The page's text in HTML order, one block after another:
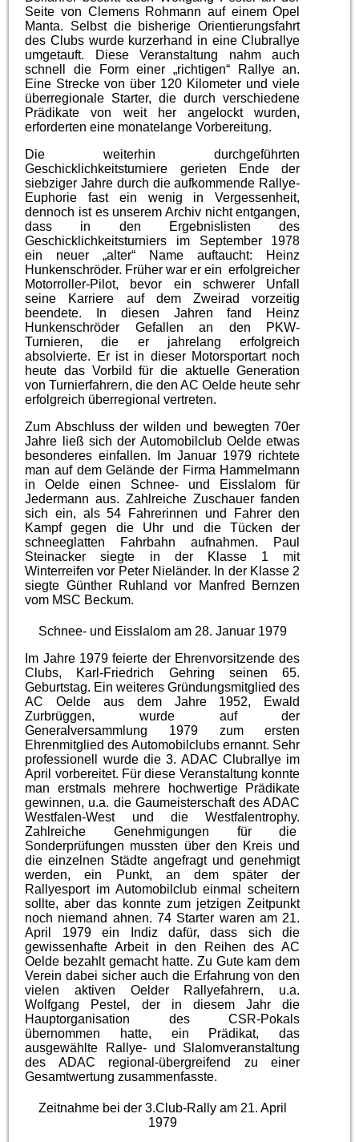
Seite von Clemens Rohmann auf einem Opel
Manta. Selbst die bisherige Orientierungsfahrt
des Clubs wurde kurzerhand in eine Clubrallye
umgetauft. Diese Veranstaltung nahm auch
schnell die Form einer „richtigen“ Rallye an.
Eine Strecke von über 120 Kilometer und viele
überregionale Starter, die durch verschiedene
Prädikate von weit her angelockt wurden,
erforderten eine monatelange Vorbereitung.
Die weiterhin durchgeführten
Geschicklichkeitsturniere gerieten Ende der
siebziger Jahre durch die aufkommende Rallye-
Euphorie fast ein wenig in Vergessenheit,
dennoch ist es unserem Archiv nicht entgangen,
dass in den Ergebnislisten des
Geschicklichkeitsturniers im September 1978
ein neuer „alter“ Name auftaucht: Heinz
Hunkenschröder. Früher war er ein erfolgreicher
Motorroller-Pilot, bevor ein schwerer Unfall
seine Karriere auf dem Zweirad vorzeitig
beendete. In diesen Jahren fand Heinz
Hunkenschröder Gefallen an den PKW-
Turnieren, die er jahrelang erfolgreich
absolvierte. Er ist in dieser Motorsportart noch
heute das Vorbild für die aktuelle Generation
von Turnierfahrern, die den AC Oelde heute sehr
erfolgreich überregional vertreten.
Zum Abschluss der wilden und bewegten 70er
Jahre ließ sich der Automobilclub Oelde etwas
besonderes einfallen. Im Januar 1979 richtete
man auf dem Gelände der Firma Hammelmann
in Oelde einen Schnee- und Eisslalom für
Jedermann aus. Zahlreiche Zuschauer fanden
sich ein, als 54 Fahrerinnen und Fahrer den
Kampf gegen die Uhr und die Tücken der
schneeglatten Fahrbahn aufnahmen. Paul
Steinacker siegte in der Klasse 1 mit
Winterreifen vor Peter Nieländer. In der Klasse 2
siegte Günther Ruhland vor Manfred Bernzen
vom MSC Beckum.
Schnee- und Eisslalom am 28. Januar 1979
Im Jahre 1979 feierte der Ehrenvorsitzende des
Clubs, Karl-Friedrich Gehring seinen 65.
Geburtstag. Ein weiteres Gründungsmitglied des
AC Oelde aus dem Jahre 1952, Ewald
Zurbrüggen, wurde auf der
Generalversammlung 1979 zum ersten
Ehrenmitglied des Automobilclubs ernannt. Sehr
professionell wurde die 3. ADAC Clubrallye im
April vorbereitet. Für diese Veranstaltung konnte
man erstmals mehrere hochwertige Prädikate
gewinnen, u.a. die Gaumeisterschaft des ADAC
Westfalen-West und die Westfalentrophy.
Zahlreiche Genehmigungen für die
Sonderprüfungen mussten über den Kreis und
die einzelnen Städte angefragt und genehmigt
werden, ein Punkt, an dem später der
Rallyesport im Automobilclub einmal scheitern
sollte, aber das konnte zum jetzigen Zeitpunkt
noch niemand ahnen. 74 Starter waren am 21.
April 1979 ein Indiz dafür, dass sich die
gewissenhafte Arbeit in den Reihen des AC
Oelde bezahlt gemacht hatte. Zu Gute kam dem
Verein dabei sicher auch die Erfahrung von den
vielen aktiven Oelder Rallyefahrern, u.a.
Wolfgang Pestel, der in diesem Jahr die
Hauptorganisation des CSR-Pokals
übernommen hatte, ein Prädikat, das
ausgewählte Rallye- und Slalomveranstaltung
des ADAC regional-übergreifend zu einer
Gesamtwertung zusammenfasste.
Zeitnahme bei der 3.Club-Rally am 21. April
1979